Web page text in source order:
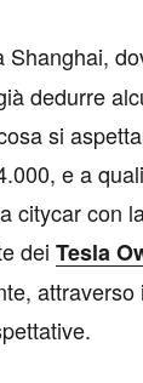
Shanghai,
dedurre
si
e a
citycar con
dei Tesla